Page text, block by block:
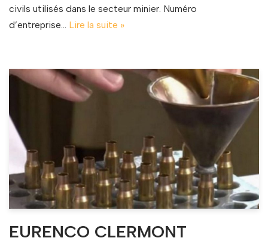
civils utilisés dans le secteur minier. Numéro
d’entreprise… Lire la suite »
EURENCO CLERMONT